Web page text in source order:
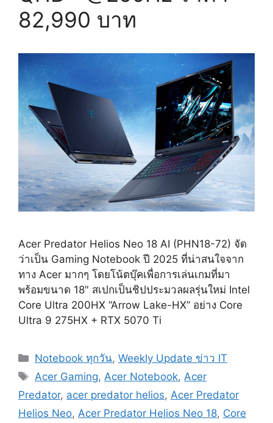
82,990 บาท
Acer Predator Helios Neo 18 AI (PHN18-72) จัด
ว่าเป็น Gaming Notebook ปี 2025 ที่น่าสนใจจาก
ทาง Acer มากๆ โดยโน้ตบุ๊คเพื่อการเล่นเกมที่มา
พร้อมขนาด 18″ สเปกเป็นชิปประมวลผลรุ่นใหม่ Intel
Core Ultra 200HX “Arrow Lake-HX” อย่าง Core
Ultra 9 275HX + RTX 5070 Ti
Categories
Notebook ทุกวัน,Weekly Update ข่าว IT
Tags
Acer Gaming, Acer Notebook, Acer
Predator, acer predator helios, Acer Predator
Helios Neo, Acer Predator Helios Neo 18, Core